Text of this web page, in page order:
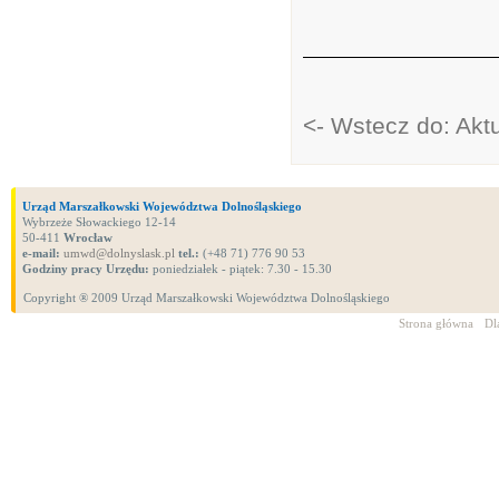
<- Wstecz do:
Urząd Marszałkowski Województwa Dolnośląskiego
Wybrzeże Słowackiego 12-14
50-411 Wrocław
e-mail: umwd@dolnyslask.pl tel.: (+48 71) 776 90 53
Godziny pracy Urzędu: poniedziałek - piątek: 7.30 - 15.30
Copyright ® 2009 Urząd Marszałkowski Województwa Dolnośląskiego
Strona główna